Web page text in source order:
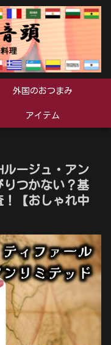
外国のおつまみ
アイテム
ルージュ・アン
りつかない？基
【おしゃれ中